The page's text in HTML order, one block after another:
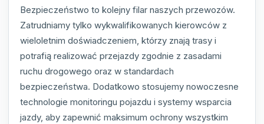
Bezpieczeństwo to kolejny filar naszych przewozów.
Zatrudniamy tylko wykwalifikowanych kierowców z
wieloletnim doświadczeniem, którzy znają trasy i
potrafią realizować przejazdy zgodnie z zasadami
ruchu drogowego oraz w standardach
bezpieczeństwa. Dodatkowo stosujemy nowoczesne
technologie monitoringu pojazdu i systemy wsparcia
jazdy, aby zapewnić maksimum ochrony wszystkim